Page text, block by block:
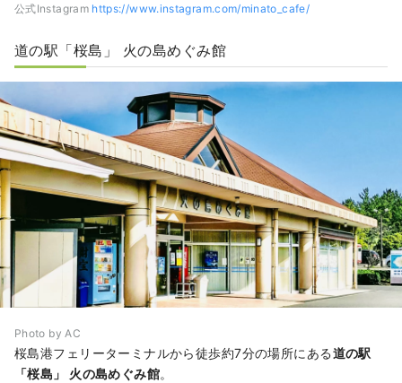
公式Instagram https://www.instagram.com/minato_cafe/
道の駅「桜島」 火の島めぐみ館
Photo by AC
桜島港フェリーターミナルから徒歩約7分の場所にある道の駅
「桜島」 火の島めぐみ館。